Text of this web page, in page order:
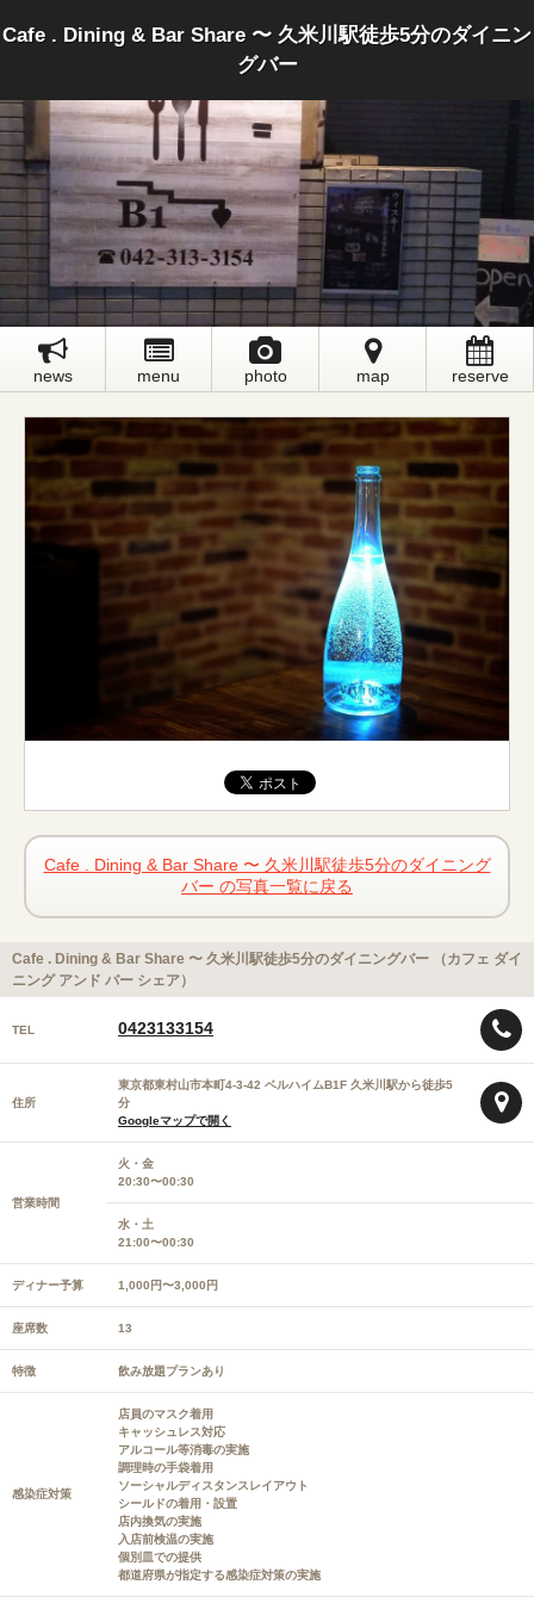
Cafe . Dining & Bar Share 〜 久米川駅徒歩5分のダイニン
グバー
news menu photo map reserve
Cafe . Dining & Bar Share 〜 久米川駅徒歩5分のダイニング
バー の写真一覧に戻る
Cafe . Dining & Bar Share 〜 久米川駅徒歩5分のダイニングバー （カフェ ダイ
ニング アンド バー シェア）
TEL 0423133154
住所
東京都東村山市本町4-3-42 ベルハイムB1F 久米川駅から徒歩5
分
Googleマップで開く
営業時間
火・金
20:30〜00:30
水・土
21:00〜00:30
ディナー予算 1,000円〜3,000円
座席数 13
特徴 飲み放題プランあり
感染症対策
店員のマスク着用
キャッシュレス対応
アルコール等消毒の実施
調理時の手袋着用
ソーシャルディスタンスレイアウト
シールドの着用・設置
店内換気の実施
入店前検温の実施
個別皿での提供
都道府県が指定する感染症対策の実施